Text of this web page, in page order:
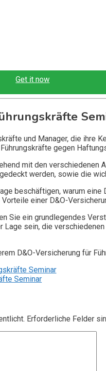
Get it now
und Manager, die ihre
gegen
mit den
werden, sowie die
beschäftigen, warum
einer D&O-
Sie ein grundlegendes
Lage sein, die
D&O-Versicherung für
Seminar
Seminar
Erforderliche Felder